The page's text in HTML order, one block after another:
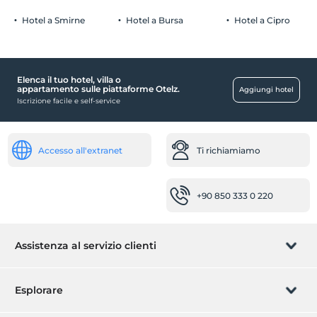
Campi da gioco all'aperto
Posti di lavoro
centro affari
Servizio di pulizia giornaliero
piscina all'aperto
camere
Hotel a Smirne Hotel a Bursa Hotel a Cipro
Elenca il tuo hotel, villa o
appartamento sulle piattaforme Otelz.
Iscrizione facile e self-service
Aggiungi hotel
Accesso all'extranet Ti richiamiamo
+90 850 333 0 220
Assistenza al servizio clienti
Gestisci la prenotazione
Esplorare